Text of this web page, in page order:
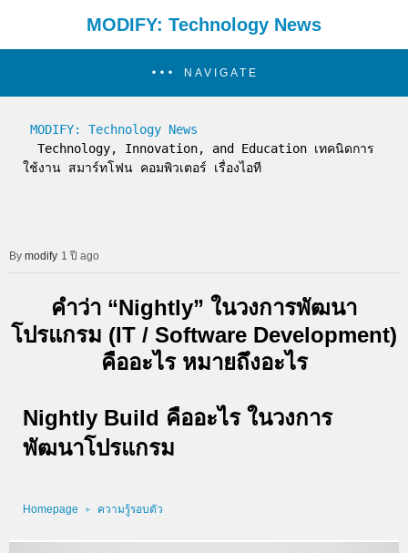
MODIFY: Technology News
NAVIGATE
MODIFY: Technology News
ใช้งาน สมาร์ทโฟน คอมพิวเตอร์ เรื่องไอที
modify 1 ปี ago
คำว่า “Nightly” ในวงการพัฒนา
โปรแกรม (IT / Software Development)
คืออะไร หมายถึงอะไร
Nightly Build คืออะไร ในวงการ
พัฒนาโปรแกรม
Homepage ความรู้รอบตัว